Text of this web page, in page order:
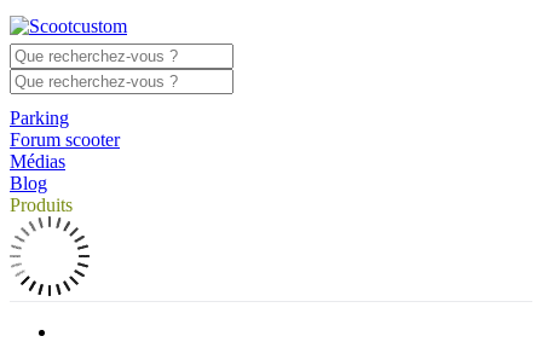
Parking
Forum scooter
Médias
Blog
Produits